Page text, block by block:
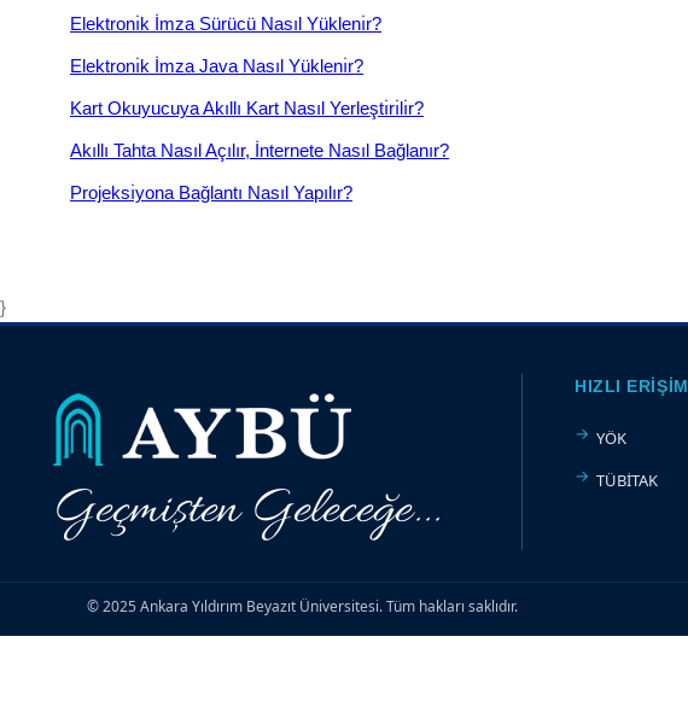
Elektronı̇k İmza Sürücü Nasıl Yüklenı̇r?
Elektronı̇k İmza Java Nasıl Yüklenı̇r?
Kart Okuyucuya Akıllı Kart Nasıl Yerleştı̇rı̇lı̇r?
Akıllı Tahta Nasıl Açılır, İnternete Nasıl Bağlanır?
Projeksı̇yona Bağlantı Nasıl Yapılır?
}
Geçmişten Geleceğe...
HIZLI ERIŞIM
YÖK
TÜBİTAK
© 2025 Ankara Yıldırım Beyazıt Üniversitesi. Tüm hakları saklıdır.